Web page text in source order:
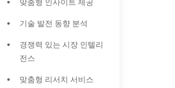
맞춤형 인사이트 제공
기술 발전 동향 분석
경쟁력 있는 시장 인텔리
전스
맞춤형 리서치 서비스